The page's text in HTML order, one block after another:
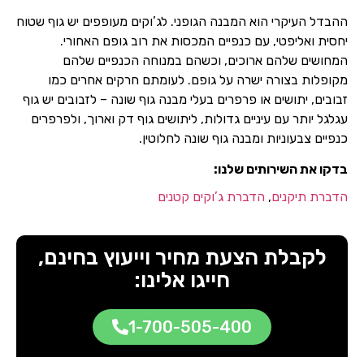
ההבדל העיקרי הוא המבנה הגופני. לג’וקים מעופפים יש גוף שטוח
יחסית ואליפטי, עם כנפיים המכסות את רוב גופם האחורי.
המחושים שלהם ארוכים, וכשהם במנוחה הכנפיים שלהם
מקופלות בצורה ישרה על גופם. לעומתם חרקים אחרים כמו
זבובים, יתושים או פרפרים בעלי מבנה גוף שונה – לזבובים יש גוף
עגלגל יותר עם עיניים גדולות, ליתושים גוף דק וארוך, ולפרפרים
כנפיים צבעוניות ומבנה גוף שונה לחלוטין.
בדקו את השירותים שלנו:
הדברת תיקנים, הדברת ג’וקים קטנים
לקבלת הצעת מחיר וייעוץ בחינם,
חייגו אלינו:
1-700-505-400